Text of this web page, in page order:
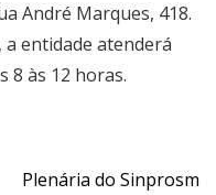
André Marques, 418.
entidade atenderá
8 às 12 horas.
Plenária do Sinprosm